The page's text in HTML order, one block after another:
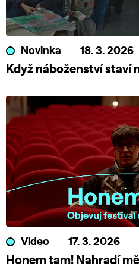
Novinka 18. 3. 2026
Když náboženství staví
Video 17. 3. 2026
Honem tam! Nahradí